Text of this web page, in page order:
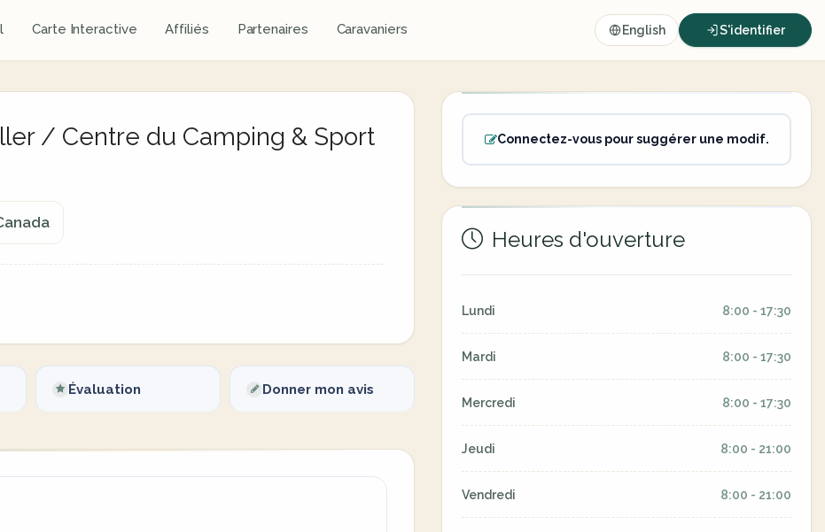
Carte Interactive Affiliés Partenaires Caravaniers English S'identifier
/ Centre du Camping & Sport
Évaluation Donner mon avis
Connectez-vous pour suggérer une modif.
Heures d'ouverture
Lundi 8:00 - 17:30
Mardi 8:00 - 17:30
Mercredi 8:00 - 17:30
Jeudi 8:00 - 21:00
Vendredi 8:00 - 21:00